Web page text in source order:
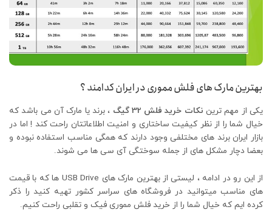
بهترین مارک های فلش مموری در ایران کدامند ؟
یکی از مهم ترین نکات خرید فلش 32 گیگ
، برند یا مارک آن می باشد که
خیال شما را از نظر کیفیت ساختاری و امنیت اطلاعاتتان راحت کند ! اما در
بازار ایران برند های مختلفی وجود دارند که همگی مناسب استفاده نبوده و
بعضا دچار مشکل های از جمله سوختگی آی سی ها می شوند.
از این رو در ادامه ، لیستی از بهترین مارک های USB Drive ها که با قیمت
های مناسب میتوانید در فروشگاه های سراسر کشور تهیه کنید را ذکر
کرده ایم که خیال شما را از خرید فلش مموری فیک و تقلبی راحت کنیم.